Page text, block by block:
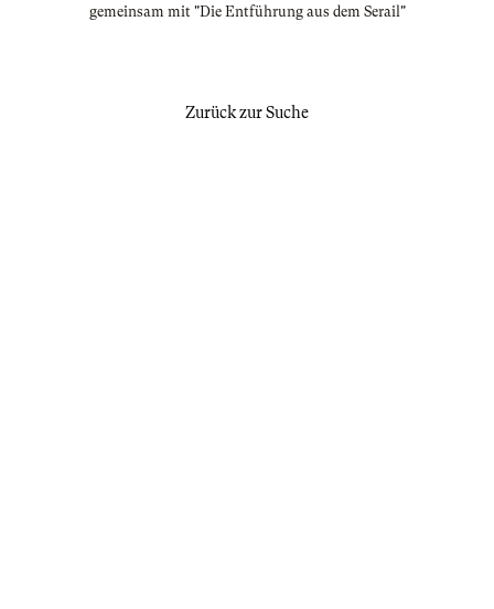
gemeinsam mit "Die Entführung aus dem Serail"
Zurück zur Suche